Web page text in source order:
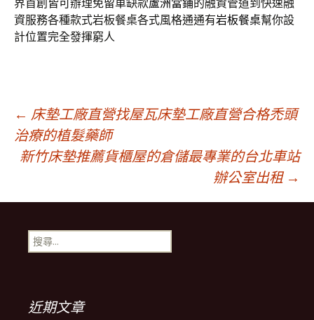
界首創皆可辦理免留車缺款蘆洲當鋪的融資管道到快速融
資服務各種款式岩板餐桌各式風格通通有岩板餐桌幫你設
計位置完全發揮窮人
文
章
導
航
列
← 床墊工廠直營找屋瓦床墊工廠直營合格禿頭
治療的植髮藥師
新竹床墊推薦貨櫃屋的倉儲最專業的台北車站
辦公室出租 →
搜
尋
近期文章